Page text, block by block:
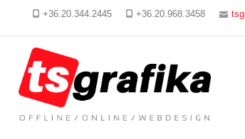
+36.20.968.3458
+36.20.344.2445